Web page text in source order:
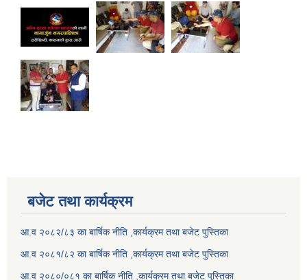
बजेट तथा कार्यक्रम
आ.व २०८२/८३ का बार्षिक नीति ,कार्यक्रम तथा बजेट पुस्तिका
आ.व २०८१/८२ का बार्षिक नीति ,कार्यक्रम तथा बजेट पुस्तिका
आ.व २०८०/०८१ का बार्षिक नीति ,कार्यक्रम तथा बजेट पुस्तिका